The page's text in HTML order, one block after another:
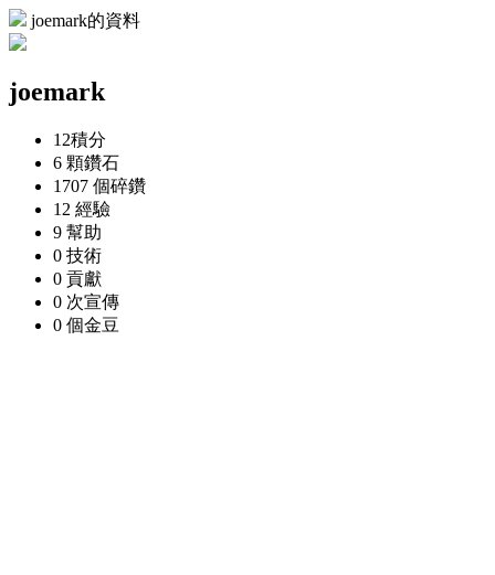
joemark的資料
joemark
12積分
6 顆鑽石
1707 個碎鑽
12 經驗
9 幫助
0 技術
0 貢獻
0 次宣傳
0 個金豆